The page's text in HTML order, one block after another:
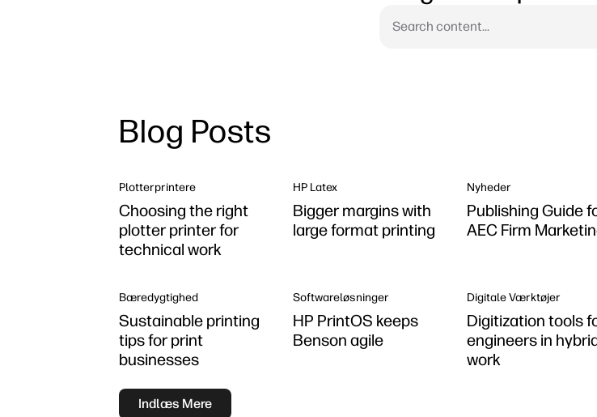
Blog Posts
Plotterprintere
Choosing the right
plotter printer for
technical work
HP Latex
Bigger margins with
large format printing
Nyheder
Publishing Guide
AEC Firm
Bæredygtighed
Sustainable printing
tips for print
businesses
Softwareløsninger
HP PrintOS keeps
Benson agile
Digitale Værktøjer
Digitization tools
engineers in
work
Indlæs Mere